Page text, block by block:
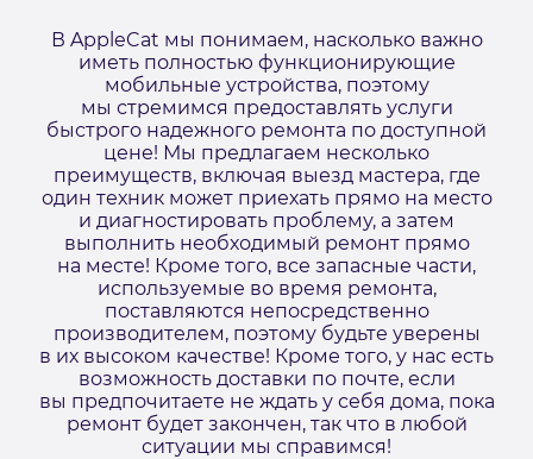
В AppleCat мы понимаем, насколько важно
иметь полностью функционирующие
мобильные устройства, поэтому
мы стремимся предоставлять услуги
быстрого надежного ремонта по доступной
цене! Мы предлагаем несколько
преимуществ, включая выезд мастера, где
один техник может приехать прямо на место
и диагностировать проблему, а затем
выполнить необходимый ремонт прямо
на месте! Кроме того, все запасные части,
используемые во время ремонта,
поставляются непосредственно
производителем, поэтому будьте уверены
в их высоком качестве! Кроме того, у нас есть
возможность доставки по почте, если
вы предпочитаете не ждать у себя дома, пока
ремонт будет закончен, так что в любой
ситуации мы справимся!